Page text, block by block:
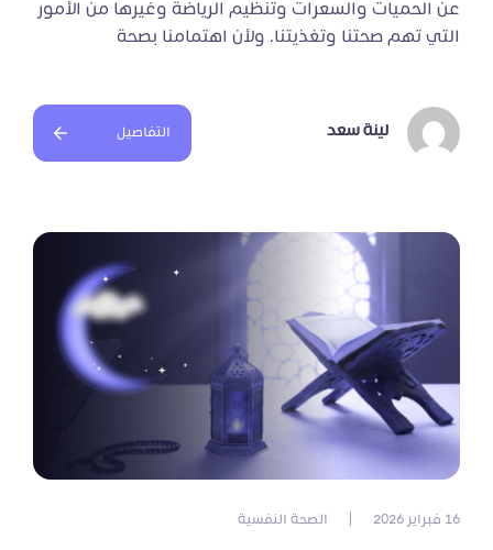
عن الحميات والسعرات وتنظيم الرياضة وغيرها من الأمور
التي تهم صحتنا وتغذيتنا. ولأن اهتمامنا بصحة
لينة سعد التفاصيل
16 فبراير 2026 الصحة النفسية